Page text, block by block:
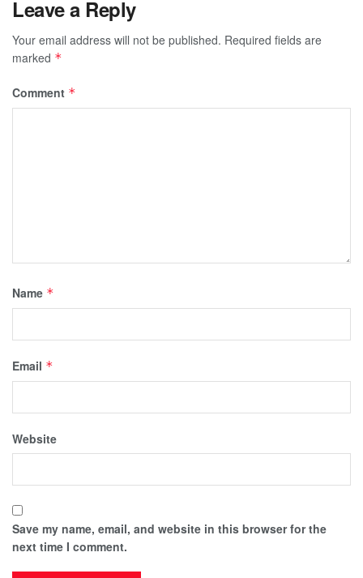
Leave a Reply
Your email address will not be published. Required fields are
marked *
Comment *
Name *
Email *
Website
Save my name, email, and website in this browser for the
next time I comment.